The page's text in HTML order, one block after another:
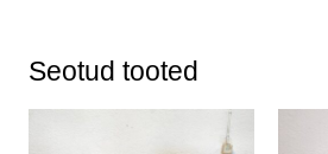
Seotud tooted